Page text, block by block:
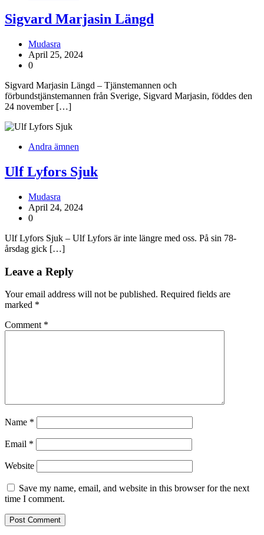
Sigvard Marjasin Längd
Mudasra
April 25, 2024
0
Sigvard Marjasin Längd – Tjänstemannen och
förbundstjänstemannen från Sverige, Sigvard Marjasin, föddes den
24 november […]
Andra ämnen
Ulf Lyfors Sjuk
Mudasra
April 24, 2024
0
Ulf Lyfors Sjuk – Ulf Lyfors är inte längre med oss. På sin 78-
årsdag gick […]
Leave a Reply
Your email address will not be published. Required fields are
marked *
Comment *
Name *
Email *
Website
Save my name, email, and website in this browser for the next
time I comment.